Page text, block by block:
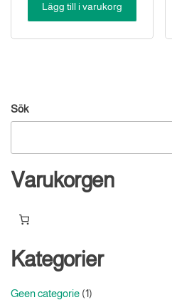
Lägg till i varukorg
Sök
Varukorgen
Kategorier
Geen categorie 11